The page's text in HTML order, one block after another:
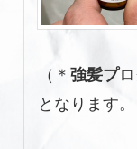
（＊ 強髪プロ
となります。